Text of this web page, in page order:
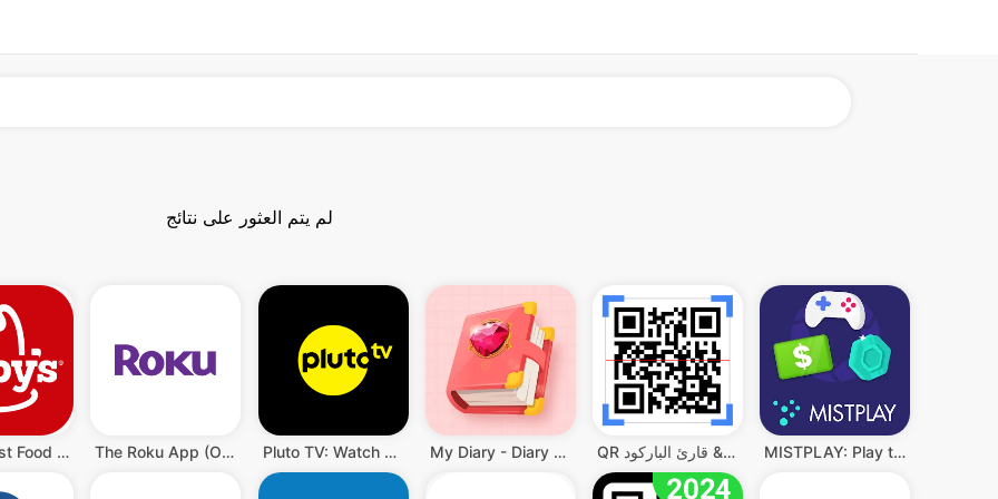
لم يتم العثور على نتائج
Arby's Fast Food Sandwiches The Roku App (Official) Pluto TV: Watch Free Movies/TV My Diary - Diary With Lock QR قارئ رمز & قارئ الباركود MISTPLAY: Play to Earn Money